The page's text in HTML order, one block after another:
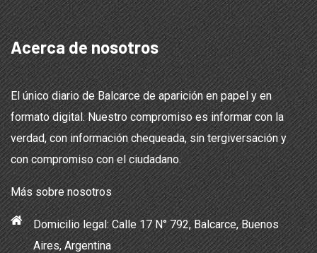
Acerca de nosotros
El único diario de Balcarce de aparición en papel y en
formato digital. Nuestro compromiso es informar con la
verdad, con información chequeada, sin tergiversación y
con compromiso con el ciudadano.
Más sobre nosotros
Domicilio legal: Calle 17 N° 792, Balcarce, Buenos
Aires, Argentina